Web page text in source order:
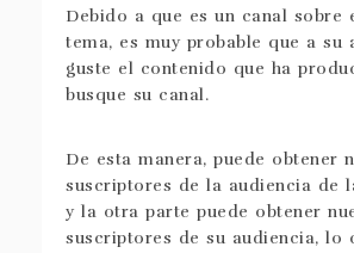
Debido a que es un canal sobre
tema, es muy probable que a su
guste el contenido que ha
busque su canal.
De esta manera, puede obtener
suscriptores de la audiencia de
y la otra parte puede obtener
suscriptores de su audiencia, lo